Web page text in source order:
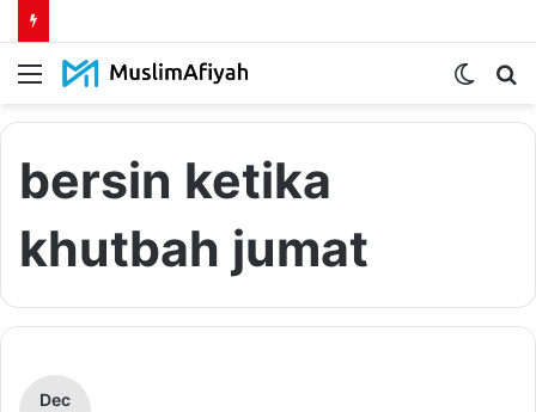
Menu
Switch
bersin ketika
khutbah jumat
Dec